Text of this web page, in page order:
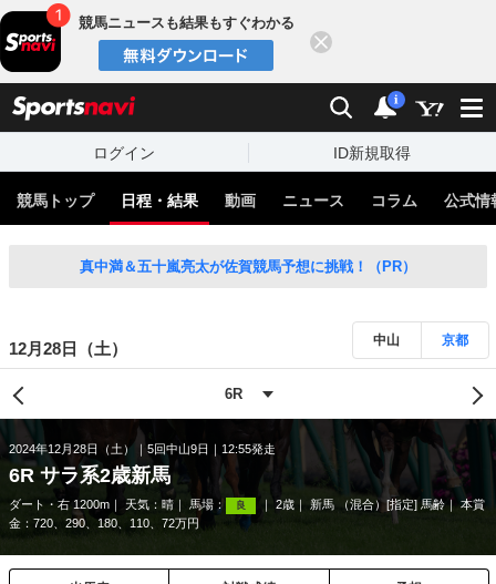
競馬ニュースも結果もすぐわかる
検索 通知
i
ログイン ID新規取得
競馬トップ 日程・結果 動画 ニュース コラム 公式情
真中満＆五十嵐亮太が佐賀競馬予想に挑戦！（PR）
12月28日（土） 中山 京都
2024年12月28日（土） 5回中山9日 12:55発走
6R サラ系2歳新馬
ダート・右 1200m 天気： 晴 馬場： 良 2歳 新馬 （混合）[指定] 馬齢
本賞
金：720、290、180、110、72万円